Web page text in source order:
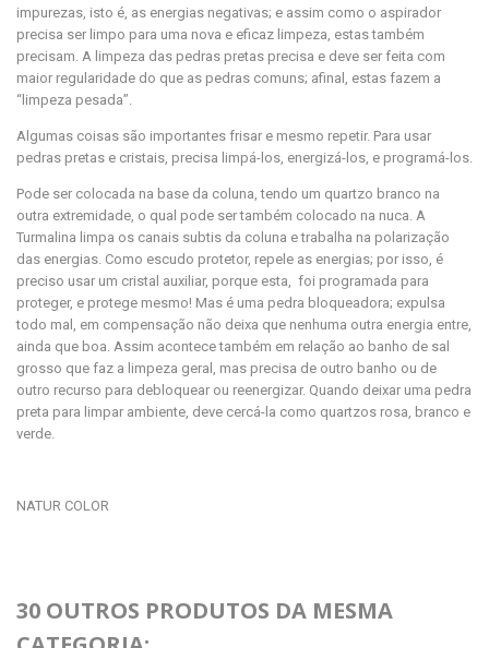
impurezas, isto é, as energias negativas; e assim como o aspirador
precisa ser limpo para uma nova e eficaz limpeza, estas também
precisam. A limpeza das pedras pretas precisa e deve ser feita com
maior regularidade do que as pedras comuns; afinal, estas fazem a
“limpeza pesada”.
Algumas coisas são importantes frisar e mesmo repetir. Para usar
pedras pretas e cristais, precisa limpá-los, energizá-los, e programá-los.
Pode ser colocada na base da coluna, tendo um quartzo branco na
outra extremidade, o qual pode ser também colocado na nuca. A
Turmalina limpa os canais subtis da coluna e trabalha na polarização
das energias. Como escudo protetor, repele as energias; por isso, é
preciso usar um cristal auxiliar, porque esta, foi programada para
proteger, e protege mesmo! Mas é uma pedra bloqueadora; expulsa
todo mal, em compensação não deixa que nenhuma outra energia entre,
ainda que boa. Assim acontece também em relação ao banho de sal
grosso que faz a limpeza geral, mas precisa de outro banho ou de
outro recurso para debloquear ou reenergizar. Quando deixar uma pedra
preta para limpar ambiente, deve cercá-la como quartzos rosa, branco e
verde.
NATUR COLOR
30 OUTROS PRODUTOS DA MESMA